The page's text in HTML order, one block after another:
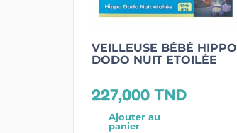
VEILLEUSE BÉBÉ HIPPO
DODO NUIT ETOILÉE
227,000 TND
Ajouter au
panier